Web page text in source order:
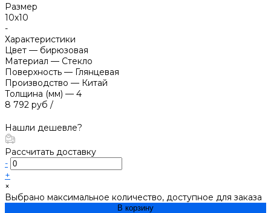
Размер
10х10
-
Характеристики
Цвет — бирюзовая
Материал — Стекло
Поверхность — Глянцевая
Производство — Китай
Толщина (мм) — 4
8 792 руб /
Нашли дешевле?
Рассчитать доставку
-
+
×
Выбрано максимальное количество, доступное для заказа
В корзину